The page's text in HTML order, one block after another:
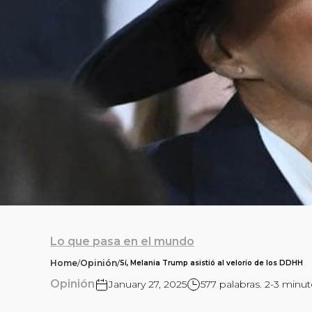
Lo que pasa en el mundo
Home/Opinión/Sí, Melania Trump asistió al velorio de los DDHH
Opinión January 27, 2025 577 palabras. 2-3